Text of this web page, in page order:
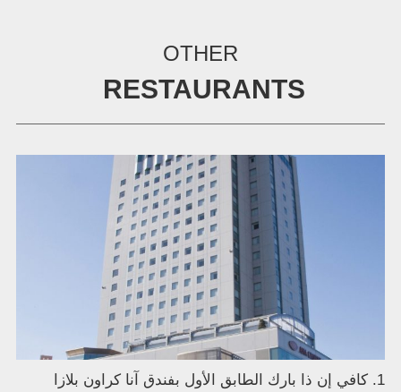
OTHER
RESTAURANTS
1. كافي إن ذا بارك الطابق الأول بفندق آنا كراون بلازا